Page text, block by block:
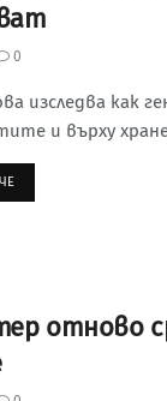
0
изследва как
и върху
отново